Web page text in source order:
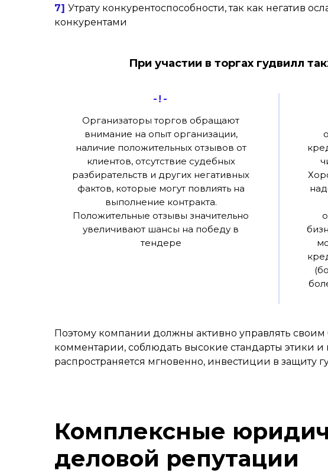
7] Утрату конкурентоспособности, так как негатив
конкурентами
При участии в торгах гудвилл
-!-
Организаторы торгов обращают
внимание на опыт организации,
наличие положительных отзывов от
клиентов, отсутствие судебных
разбирательств и других негативных
фактов, которые могут повлиять на
выполнение контракта.
Положительные отзывы значительно
увеличивают шансы на победу в
тендере
Поэтому компании должны активно управлять своим
комментарии, соблюдать высокие стандарты этики
распространяется мгновенно, инвестиции в защиту
Комплексные
деловой репутации